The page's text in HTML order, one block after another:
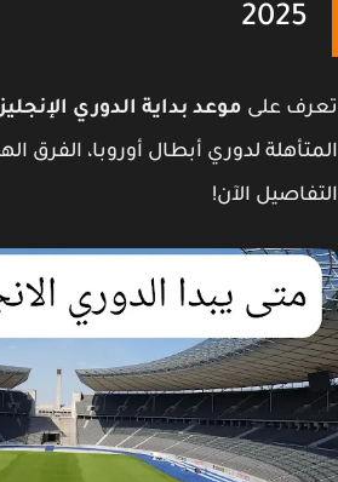
2025
علىموعد بداية الدوري الإنجليزي 2024-
لدوري أبطال أوروبا، الفرق
الآن!